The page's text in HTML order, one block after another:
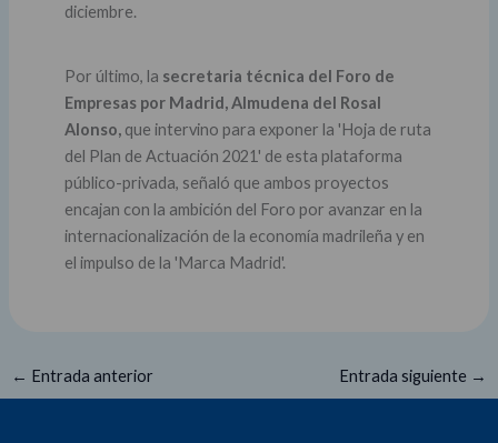
diciembre.
Por último, la secretaria técnica del Foro de
Empresas por Madrid, Almudena del Rosal
Alonso, que intervino para exponer la 'Hoja de ruta
del Plan de Actuación 2021' de esta plataforma
público-privada, señaló que ambos proyectos
encajan con la ambición del Foro por avanzar en la
internacionalización de la economía madrileña y en
el impulso de la 'Marca Madrid'.
← Entrada anterior Entrada siguiente →